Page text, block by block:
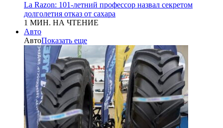
La Razon: 101-летний профессор назвал секретом
долголетия отказ от сахара
1 МИН. НА ЧТЕНИЕ
Авто
АвтоПоказать еще